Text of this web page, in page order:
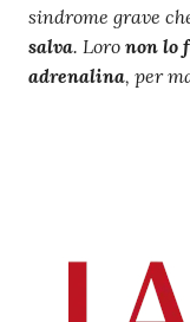
sindrome grave
salva. Loro non lo
adrenalina, per